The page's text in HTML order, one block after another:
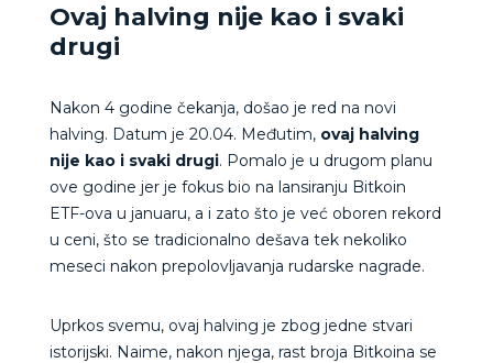
Ovaj halving nije kao i svaki
drugi
Nakon 4 godine čekanja, došao je red na novi
halving. Datum je 20.04. Međutim, ovaj halving
nije kao i svaki drugi. Pomalo je u drugom planu
ove godine jer je fokus bio na lansiranju Bitkoin
ETF-ova u januaru, a i zato što je već oboren rekord
u ceni, što se tradicionalno dešava tek nekoliko
meseci nakon prepolovljavanja rudarske nagrade.
Uprkos svemu, ovaj halving je zbog jedne stvari
istorijski. Naime, nakon njega, rast broja Bitkoina se